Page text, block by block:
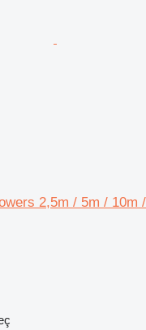
2,5m / 5m / 10m